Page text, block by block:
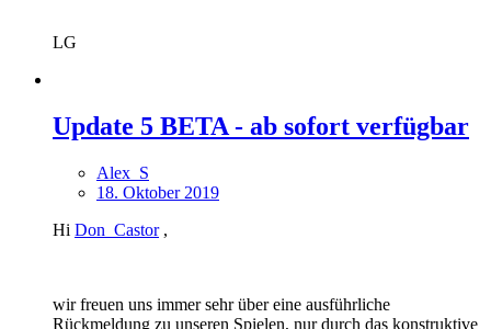
LG
Update 5 BETA - ab sofort verfügbar
Alex_S
18. Oktober 2019
Hi Don_Castor,
wir freuen uns immer sehr über eine ausführliche
Rückmeldung zu unseren Spielen, nur durch das konstruktive